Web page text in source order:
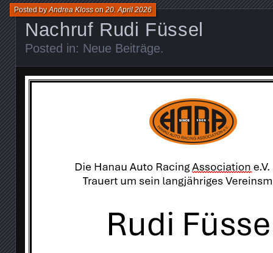
Nachruf Rudi Füssel
Posted byAndrea Klosson20. April 2026
Posted in: Neue Beiträge.